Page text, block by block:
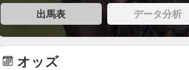
出馬表 データ分析
オッズ